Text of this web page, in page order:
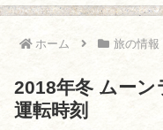
ホーム 旅の情報
2018年冬 ムーン
運転時刻